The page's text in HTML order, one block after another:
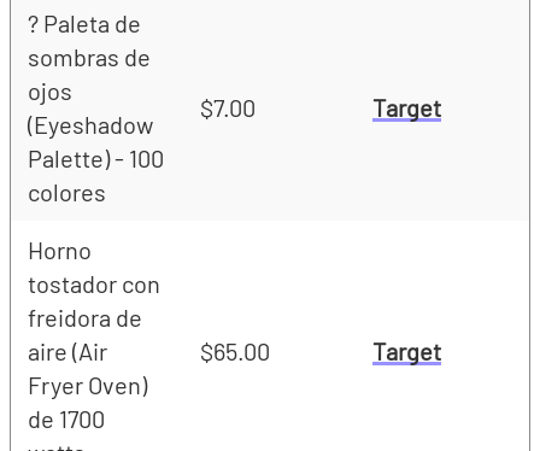
? Paleta de
sombras de
ojos
(Eyeshadow
Palette) - 100
colores
$7.00 Target
Horno
tostador con
freidora de
aire (Air
Fryer Oven)
de 1700
$65.00 Target